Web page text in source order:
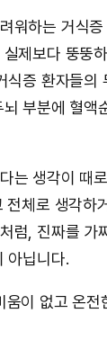
워하는 거식
제보다 뚱뚱
식증 환자들의
부분에 혈액
는 생각이 때
전체로 생각하
럼, 진짜를 가
아닙니다.
움이 없고 온전